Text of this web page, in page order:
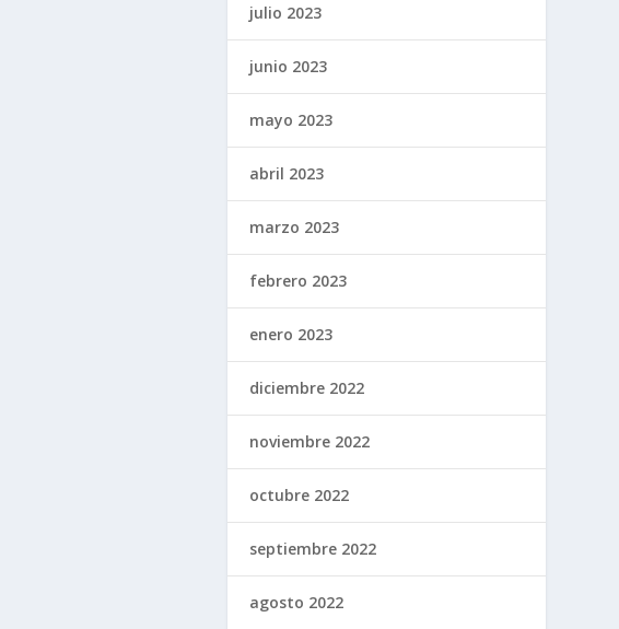
julio 2023
junio 2023
mayo 2023
abril 2023
marzo 2023
febrero 2023
enero 2023
diciembre 2022
noviembre 2022
octubre 2022
septiembre 2022
agosto 2022